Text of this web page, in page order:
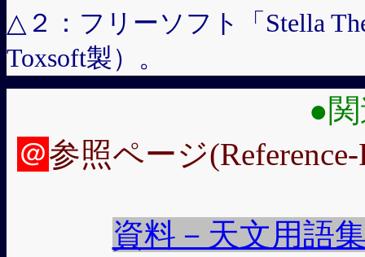
△２：フリーソフト「Stella
Toxsoft製）。
●
＠参照ページ(Reference-
資料－天文用語